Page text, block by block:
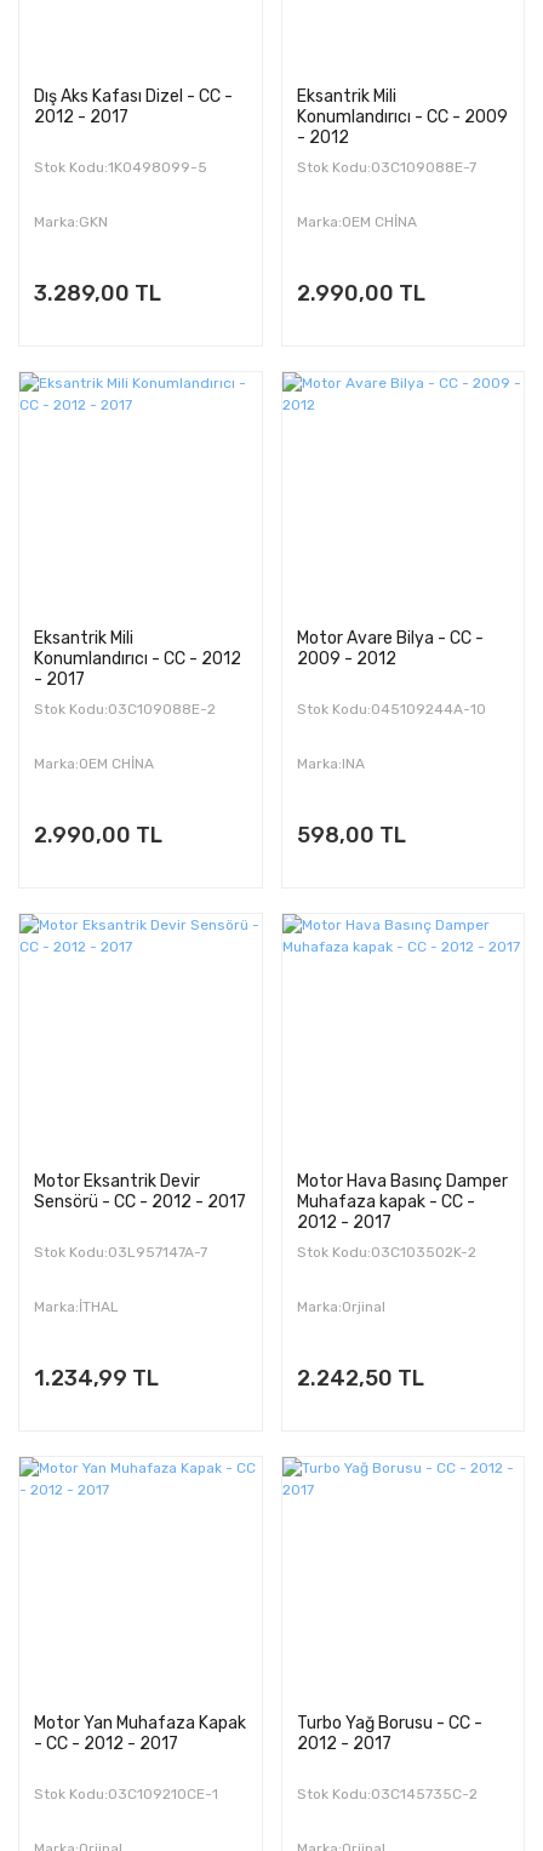
Dış Aks Kafası Dizel - CC -
2012 - 2017
Stok Kodu:1K0498099-5
Marka:GKN
3.289,00 TL
Eksantrik Mili
Konumlandırıcı - CC - 2009
- 2012
Stok Kodu:03C109088E-7
Marka:OEM CHİNA
2.990,00 TL
Eksantrik Mili
Konumlandırıcı - CC - 2012
- 2017
Stok Kodu:03C109088E-2
Marka:OEM CHİNA
2.990,00 TL
Motor Avare Bilya - CC -
2009 - 2012
Stok Kodu:045109244A-10
Marka:INA
598,00 TL
Motor Eksantrik Devir
Sensörü - CC - 2012 - 2017
Stok Kodu:03L957147A-7
Marka:İTHAL
1.234,99 TL
Motor Hava Basınç Damper
Muhafaza kapak - CC -
2012 - 2017
Stok Kodu:03C103502K-2
Marka:Orjinal
2.242,50 TL
Motor Yan Muhafaza Kapak
- CC - 2012 - 2017
Stok Kodu:03C109210CE-1
Turbo Yağ Borusu - CC -
2012 - 2017
Stok Kodu:03C145735C-2